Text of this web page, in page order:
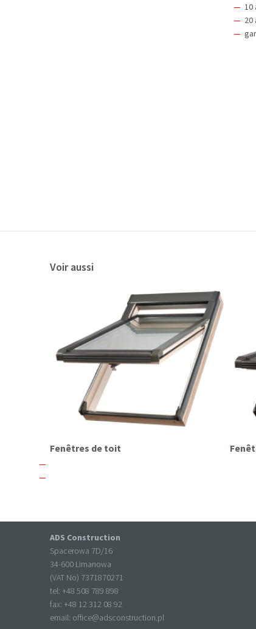
10
20
Voir aussi
Fenêtres de toit
ADS Construction
Spacerowa 7D/16
34-600 Limanowa
(VAT No) 7371870271
tel: +48 508 789 898
fax: +48 12 312 08 92
email: office@adsconstruction.pl